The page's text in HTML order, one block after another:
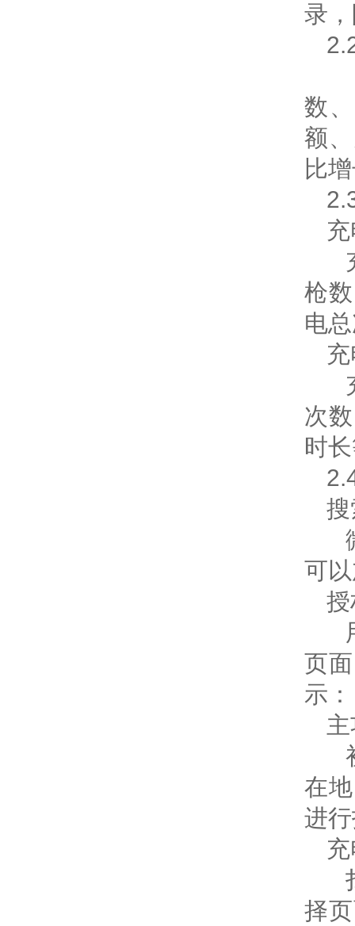
录
数
额
比
枪
电
次
时
可
页
示：
在
进
择